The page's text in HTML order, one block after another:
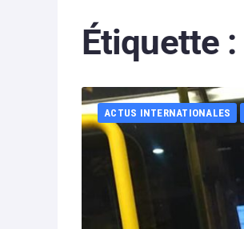
Étiquette :
ACTUS INTERNATIONALES